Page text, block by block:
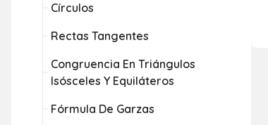
Círculos
Rectas Tangentes
Congruencia En Triángulos
Isósceles Y Equiláteros
Fórmula De Garzas